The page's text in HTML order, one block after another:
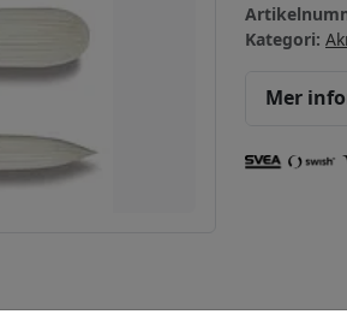
Kategori:
Mer